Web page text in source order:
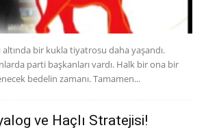
bir kukla tiyatrosu daha yaşandı.
parti başkanları vardı. Halk bir ona bir
bedelin zamanı. Tamamen...
ve Haçlı Stratejisi!